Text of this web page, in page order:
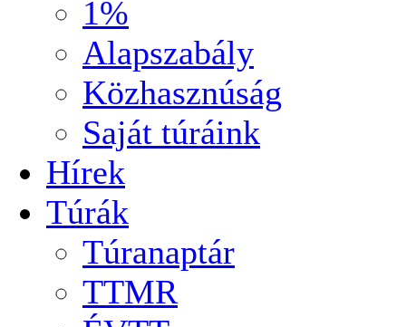
1%
Alapszabály
Közhasznúság
Saját túráink
Hírek
Túrák
Túranaptár
TTMR